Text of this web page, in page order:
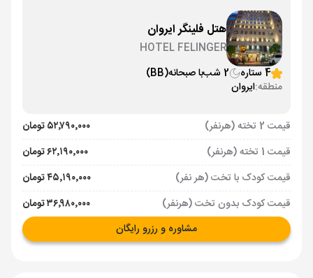
هتل فلینگر ایروان
HOTEL FELINGER
4 ستاره
2 شب با صبحانه(BB)
منطقه:ایروان
قیمت 2 تخته (هرنفر)
۵۲٬۷۹۰٬۰۰۰ تومان
قیمت 1 تخته (هرنفر)
۶۲٬۱۹۰٬۰۰۰ تومان
قیمت کودک با تخت (هر نفر)
۴۵٬۱۹۰٬۰۰۰ تومان
قیمت کودک بدون تخت (هرنفر)
۳۶٬۹۸۰٬۰۰۰ تومان
مشاوره و رزرو رایگان